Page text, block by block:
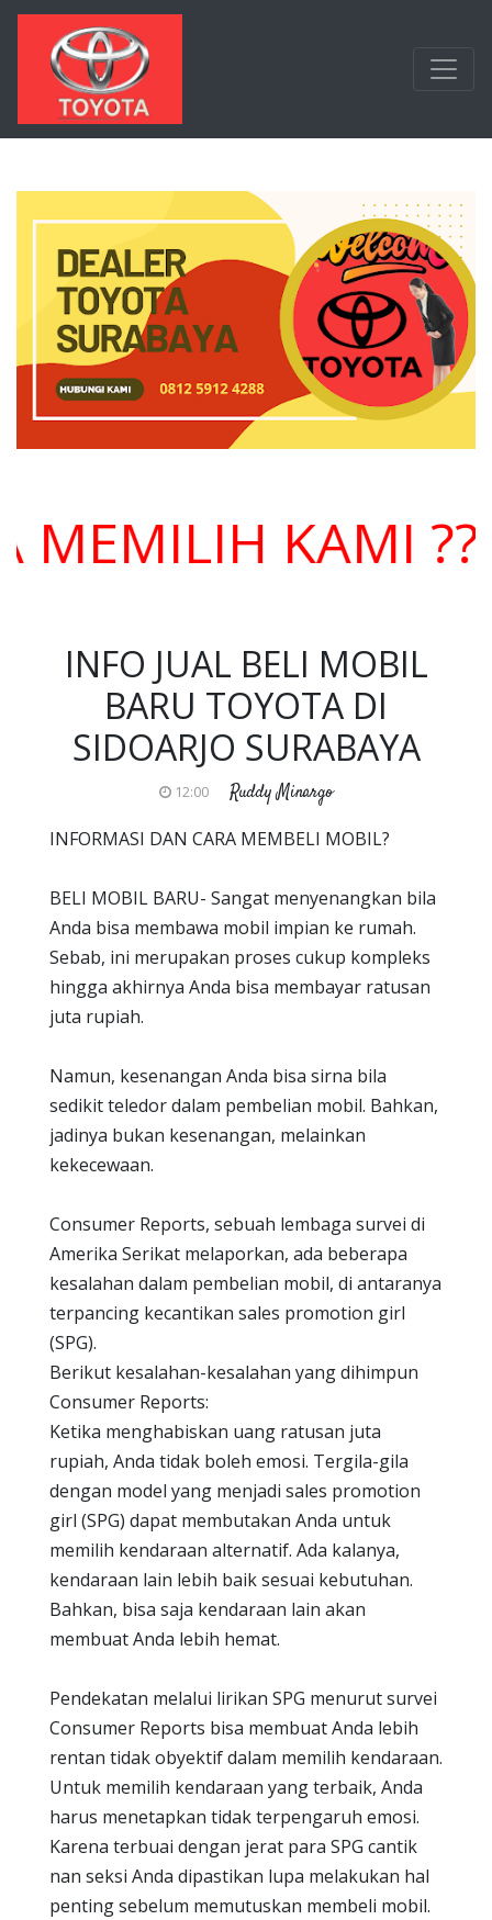
Langsung ke konten utama
KAMI ???
INFO JUAL BELI MOBIL
BARU TOYOTA DI
SIDOARJO SURABAYA
12:00 Ruddy Minargo
INFORMASI DAN CARA MEMBELI MOBIL?
BELI MOBIL BARU- Sangat menyenangkan bila
Anda bisa membawa mobil impian ke rumah.
Sebab, ini merupakan proses cukup kompleks
hingga akhirnya Anda bisa membayar ratusan
juta rupiah.
Namun, kesenangan Anda bisa sirna bila
sedikit teledor dalam pembelian mobil. Bahkan,
jadinya bukan kesenangan, melainkan
kekecewaan.
Consumer Reports, sebuah lembaga survei di
Amerika Serikat melaporkan, ada beberapa
kesalahan dalam pembelian mobil, di antaranya
terpancing kecantikan sales promotion girl
(SPG).
Berikut kesalahan-kesalahan yang dihimpun
Consumer Reports:
Ketika menghabiskan uang ratusan juta
rupiah, Anda tidak boleh emosi. Tergila-gila
dengan model yang menjadi sales promotion
girl (SPG) dapat membutakan Anda untuk
memilih kendaraan alternatif. Ada kalanya,
kendaraan lain lebih baik sesuai kebutuhan.
Bahkan, bisa saja kendaraan lain akan
membuat Anda lebih hemat.
Pendekatan melalui lirikan SPG menurut survei
Consumer Reports bisa membuat Anda lebih
rentan tidak obyektif dalam memilih kendaraan.
Untuk memilih kendaraan yang terbaik, Anda
harus menetapkan tidak terpengaruh emosi.
Karena terbuai dengan jerat para SPG cantik
nan seksi Anda dipastikan lupa melakukan hal
penting sebelum memutuskan membeli mobil.